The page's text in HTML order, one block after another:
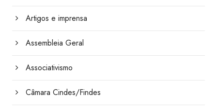
Artigos e imprensa
Assembleia Geral
Associativismo
Câmara Cindes/Findes